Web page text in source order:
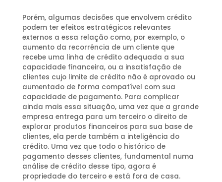
Porém, algumas decisões que envolvem crédito
podem ter efeitos estratégicos relevantes
externos a essa relação como, por exemplo, o
aumento da recorrência de um cliente que
recebe uma linha de crédito adequada a sua
capacidade financeira, ou a insatisfação de
clientes cujo limite de crédito não é aprovado ou
aumentado de forma compatível com sua
capacidade de pagamento. Para complicar
ainda mais essa situação, uma vez que a grande
empresa entrega para um terceiro o direito de
explorar produtos financeiros para sua base de
clientes, ela perde também a inteligência do
crédito. Uma vez que todo o histórico de
pagamento desses clientes, fundamental numa
análise de crédito desse tipo, agora é
propriedade do terceiro e está fora de casa.